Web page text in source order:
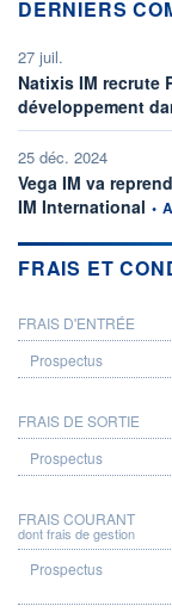
DERNIERS
27 juil.
Natixis IM recrute
développement
25 déc. 2024
Vega IM va
IM International •
FRAIS ET
PROSPECTUS
FRAIS D'ENTRÉE
FRAIS DE SORTIE
FRAIS COURANT
dont frais de gestion